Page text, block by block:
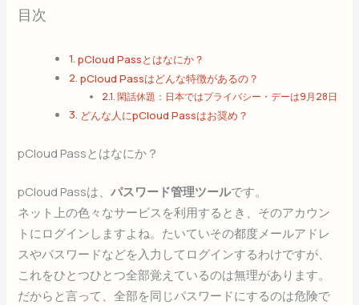
目次
pCloud Passとはなにか？
pCloud Passはどんな特徴があるの？
閑話休題：日本ではプライバシー・デーは9月28日
どんな人にpCloud Passはお奨め？
pCloud Passとはなにか？
pCloud Passは、パスワード管理ツールです。
ネット上の色々なサービスを利用するとき、そのアカウン
トにログインしますよね。たいていその都度メールアドレ
スやパスワードなどを入力してログインするわけですが、
これをひとつひとつ全部覚えているのは無理があります。
だからと言って、全部を同じパスワードにするのは危険で